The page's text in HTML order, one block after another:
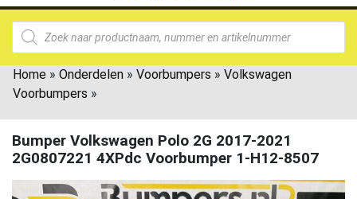
Home » Onderdelen » Voorbumpers » Volkswagen
Voorbumpers »
Bumper Volkswagen Polo 2G 2017-2021
2G0807221 4XPdc Voorbumper 1-H12-8507